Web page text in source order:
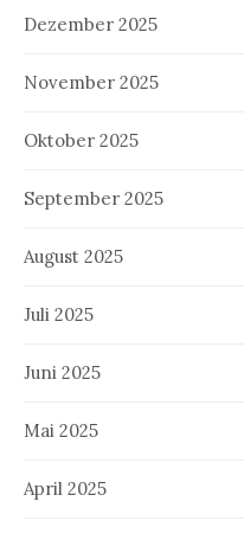
Dezember 2025
November 2025
Oktober 2025
September 2025
August 2025
Juli 2025
Juni 2025
Mai 2025
April 2025